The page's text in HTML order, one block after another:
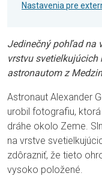
Nastavenia pre
Jedinečný pohľad na
vrstvu
astronautom z
Astronaut Alexander
urobil fotografiu,
dráhe okolo Zeme.
na vrstve
zdôrazniť, že tieto
vysoko položené.